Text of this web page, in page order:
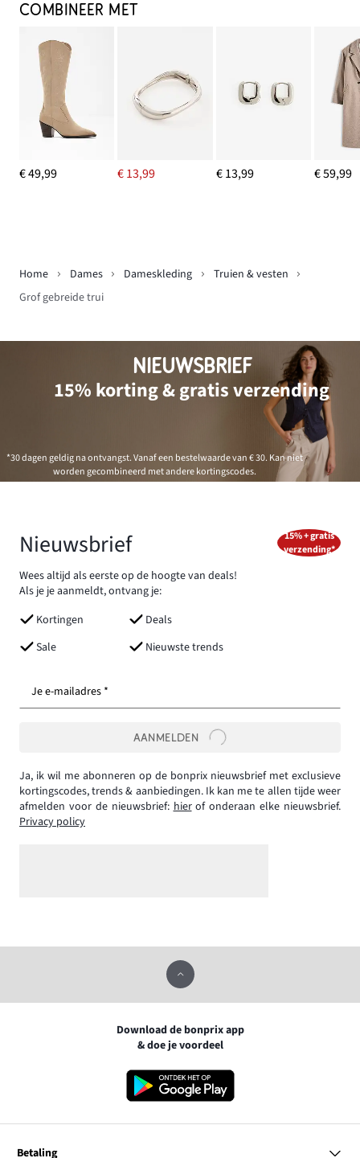
COMBINEER MET
€ 49,99 € 13,99 € 13,99 € 59,99
Home Dames Dameskleding
Truien & vesten
Grof gebreide trui
NIEUWSBRIEF
15% korting & gratis verzending
*30 dagen geldig na ontvangst. Vanaf een bestelwaarde van € 30. Kan niet
worden gecombineerd met andere kortingscodes.
Nieuwsbrief
Wees altijd als eerste op de hoogte van deals!
Als je je aanmeldt, ontvang je:
Kortingen
Deals
Sale
Nieuwste trends
15% + gratis
verzending*
Je e-mailadres *
AANMELDEN
Ja, ik wil me abonneren op de bonprix nieuwsbrief met exclusieve
kortingscodes, trends & aanbiedingen. Ik kan me te allen tijde weer
afmelden voor de nieuwsbrief:hierof onderaan elke nieuwsbrief.
Privacy policy
Download de bonprix app
& doe je voordeel
Betaling